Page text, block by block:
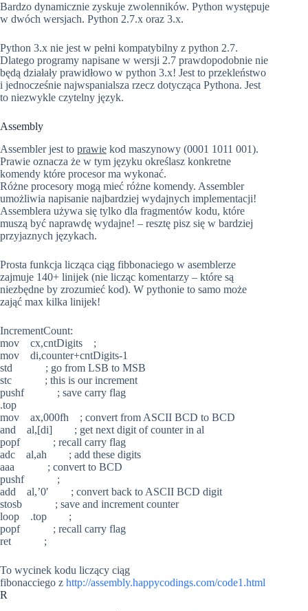
Bardzo dynamicznie zyskuje zwolenników. Python występuje
w dwóch wersjach. Python 2.7.x oraz 3.x.
Python 3.x nie jest w pełni kompatybilny z python 2.7.
Dlatego programy napisane w wersji 2.7 prawdopodobnie nie
będą działały prawidłowo w python 3.x! Jest to przekleństwo
i jednocześnie najwspanialsza rzecz dotycząca Pythona. Jest
to niezwykle czytelny język.
Assembly
Assembler jest to prawie kod maszynowy (0001 1011 001).
Prawie oznacza że w tym języku określasz konkretne
komendy które procesor ma wykonać.
Różne procesory mogą mieć różne komendy. Assembler
umożliwia napisanie najbardziej wydajnych implementacji!
Assemblera używa się tylko dla fragmentów kodu, które
muszą być naprawdę wydajne! – resztę pisz się w bardziej
przyjaznych językach.
Prosta funkcja licząca ciąg fibbonaciego w asemblerze
zajmuje 140+ linijek (nie licząc komentarzy – które są
niezbędne by zrozumieć kod). W pythonie to samo może
zająć max kilka linijek!
IncrementCount:
mov cx,cntDigits ;
mov di,counter+cntDigits-1
std ; go from LSB to MSB
stc ; this is our increment
pushf ; save carry flag
.top
mov ax,000fh ; convert from ASCII BCD to BCD
and al,[di] ; get next digit of counter in al
popf ; recall carry flag
adc al,ah ; add these digits
aaa ; convert to BCD
pushf ;
add al,’0′ ; convert back to ASCII BCD digit
stosb ; save and increment counter
loop .top ;
popf ; recall carry flag
ret ;
To wycinek kodu liczący ciąg
fibonacciego z http://assembly.happycodings.com/code1.html
R